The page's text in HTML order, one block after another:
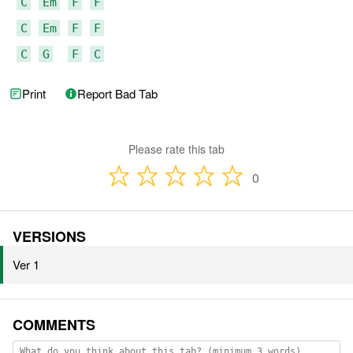
C
Em F
F
C
G F C
Print Report Bad Tab
Please rate this tab
0
VERSIONS
Ver 1
COMMENTS